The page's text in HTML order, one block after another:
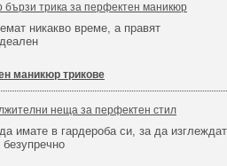
бързи трика за перфектен маникюр
никакво време, а правят
маникюр трикове
неща за перфектен стил
имате в гардероба си, за да
безупречно